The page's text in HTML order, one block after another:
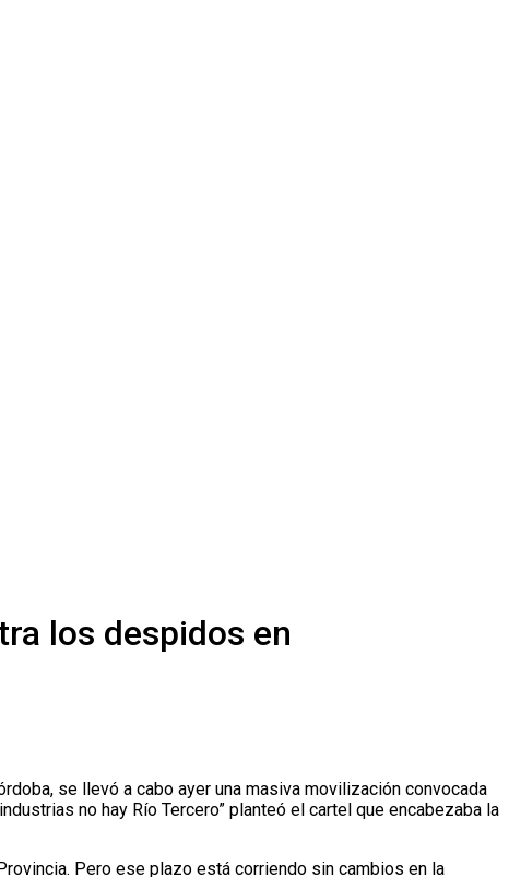
los despidos en
se llevó a cabo ayer una masiva movilización convocada
no hay Río Tercero” planteó el cartel que encabezaba la
Pero ese plazo está corriendo sin cambios en la